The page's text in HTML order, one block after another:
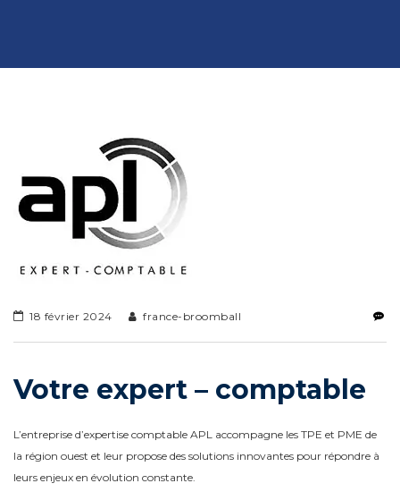
18 février 2024 france-broomball
Votre expert – comptable
L’entreprise d’expertise comptable APL accompagne les TPE et PME de
la région ouest et leur propose des solutions innovantes pour répondre à
leurs enjeux en évolution constante.